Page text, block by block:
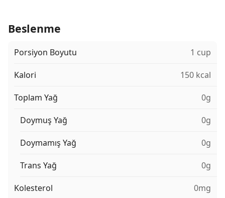
Beslenme
Porsiyon Boyutu 1 cup
Kalori 150 kcal
Toplam Yağ 0g
Doymuş Yağ 0g
Doymamış Yağ 0g
Trans Yağ 0g
Kolesterol 0mg